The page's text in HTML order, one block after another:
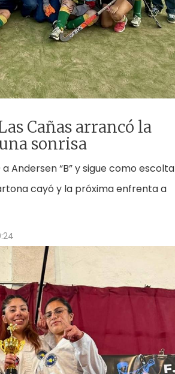
Cañas arrancó la
sonrisa
Andersen “B” y sigue como escolta
cayó y la próxima enfrenta a